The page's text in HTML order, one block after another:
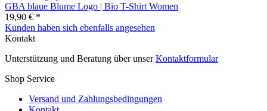
GBA blaue Blume Logo | Bio T-Shirt Women
19,90 € *
Kunden haben sich ebenfalls angesehen
Kontakt
Unterstützung und Beratung über unserKontaktformular
Shop Service
Versand und Zahlungsbedingungen